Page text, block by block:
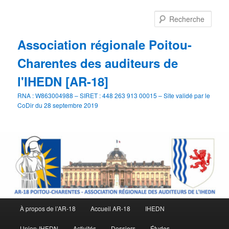
Association régionale Poitou-
Charentes des auditeurs de
l'IHEDN [AR-18]
RNA : W863004988 – SIRET : 448 263 913 00015 – Site validé par le
CoDir du 28 septembre 2019
principal
À propos de l’AR-18 Accueil AR-18 IHEDN